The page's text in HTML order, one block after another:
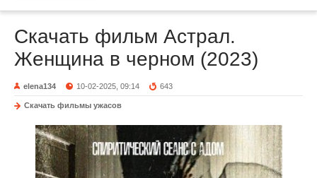
Скачать фильм Астрал.
Женщина в черном (2023)
elena134 10-02-2025, 09:14 643
Скачать фильмы ужасов